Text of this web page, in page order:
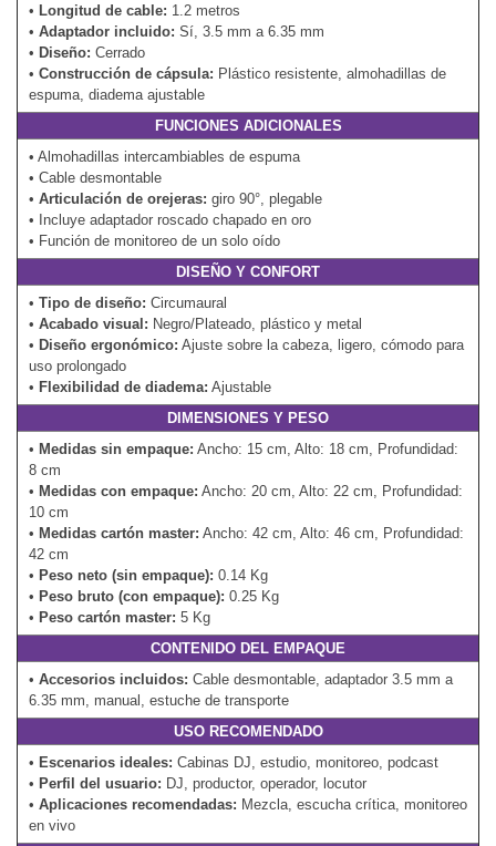
• Longitud de cable: 1.2 metros
• Adaptador incluido: Sí, 3.5 mm a 6.35 mm
• Diseño: Cerrado
• Construcción de cápsula: Plástico resistente, almohadillas de
espuma, diadema ajustable
FUNCIONES ADICIONALES
• Almohadillas intercambiables de espuma
• Cable desmontable
• Articulación de orejeras: giro 90°, plegable
• Incluye adaptador roscado chapado en oro
• Función de monitoreo de un solo oído
DISEÑO Y CONFORT
• Tipo de diseño: Circumaural
• Acabado visual: Negro/Plateado, plástico y metal
• Diseño ergonómico: Ajuste sobre la cabeza, ligero, cómodo para
uso prolongado
• Flexibilidad de diadema: Ajustable
DIMENSIONES Y PESO
• Medidas sin empaque: Ancho: 15 cm, Alto: 18 cm, Profundidad:
8 cm
• Medidas con empaque: Ancho: 20 cm, Alto: 22 cm, Profundidad:
10 cm
• Medidas cartón master: Ancho: 42 cm, Alto: 46 cm, Profundidad:
42 cm
• Peso neto (sin empaque): 0.14 Kg
• Peso bruto (con empaque): 0.25 Kg
• Peso cartón master: 5 Kg
CONTENIDO DEL EMPAQUE
• Accesorios incluidos: Cable desmontable, adaptador 3.5 mm a
6.35 mm, manual, estuche de transporte
USO RECOMENDADO
• Escenarios ideales: Cabinas DJ, estudio, monitoreo, podcast
• Perfil del usuario: DJ, productor, operador, locutor
• Aplicaciones recomendadas: Mezcla, escucha crítica, monitoreo
en vivo